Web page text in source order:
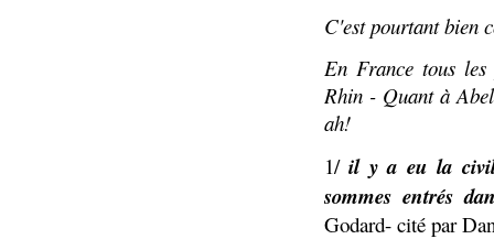
C'est pourtant bien
En France tous les
Rhin - Quant à
ah!
1/il y a eu la
sommes entrés
Godard- cité par